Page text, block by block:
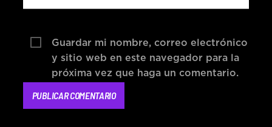
Guardar mi nombre, correo electrónico
y sitio web en este navegador para la
próxima vez que haga un comentario.